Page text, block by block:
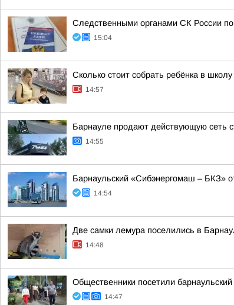
Следственными органами СК России
15:04
Сколько стоит собрать ребёнка в
14:57
Барнауле продают действующую сеть
14:55
Барнаульский «Сибэнергомаш – БКЗ»
14:54
Две самки лемура поселились в
14:48
Общественники посетили
14:47